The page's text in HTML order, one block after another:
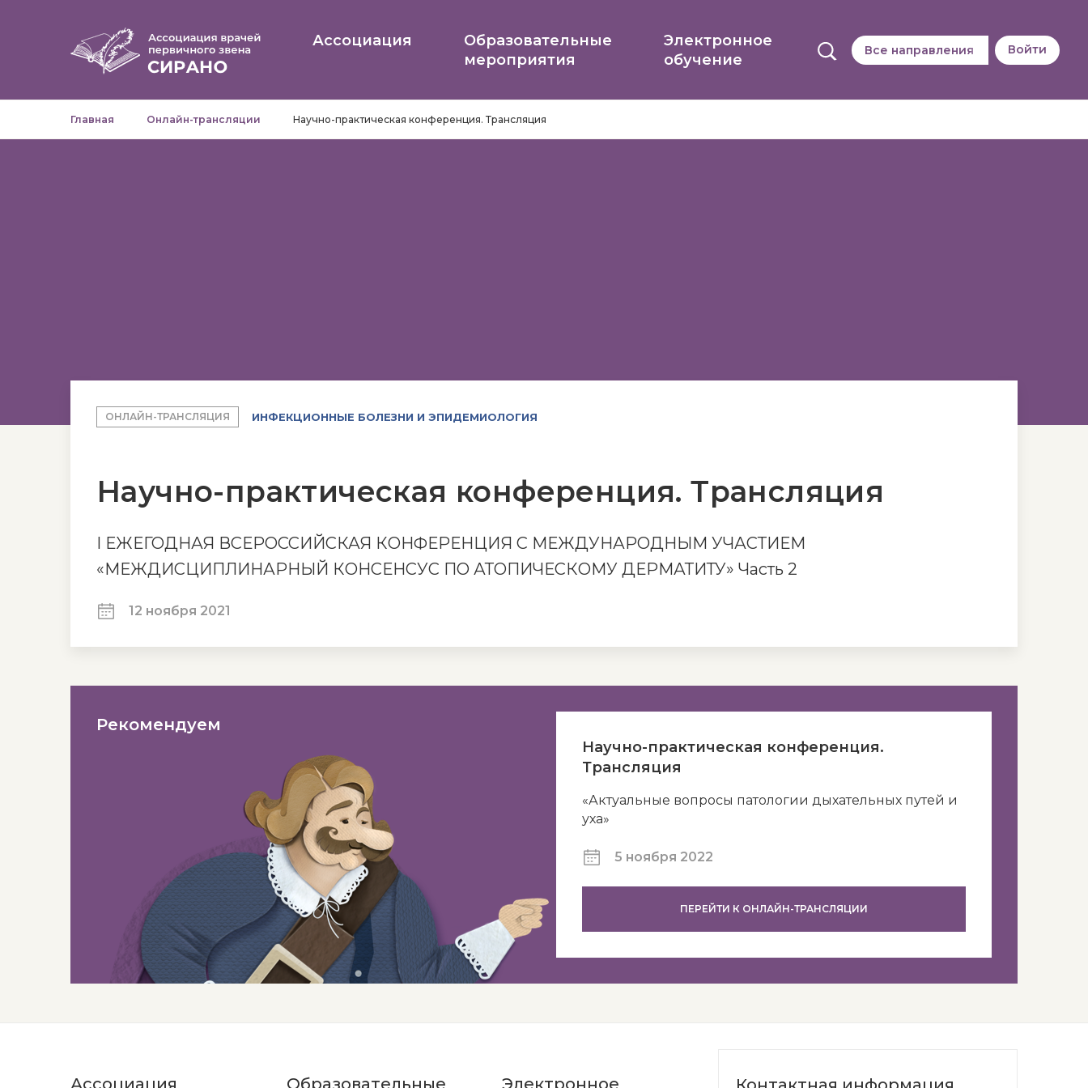
Ассоциация
Образовательные
мероприятия
Электронное
обучение
Все направления Войти
Главная Онлайн-трансляции Научно-практическая конференция. Трансляция
ОНЛАЙН-ТРАНСЛЯЦИЯ ИНФЕКЦИОННЫЕ БОЛЕЗНИ И ЭПИДЕМИОЛОГИЯ
Научно-практическая конференция. Трансляция
I ЕЖЕГОДНАЯ ВСЕРОССИЙСКАЯ КОНФЕРЕНЦИЯ С МЕЖДУНАРОДНЫМ УЧАСТИЕМ
«МЕЖДИСЦИПЛИНАРНЫЙ КОНСЕНСУС ПО АТОПИЧЕСКОМУ ДЕРМАТИТУ» Часть 2
12 ноября 2021
Рекомендуем
Научно-практическая конференция.
Трансляция
«Актуальные вопросы патологии дыхательных путей и
уха»
5 ноября 2022
ПЕРЕЙТИ К ОНЛАЙН-ТРАНСЛЯЦИИ
Ассоциация Образовательные Электронное